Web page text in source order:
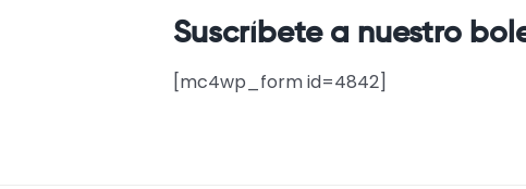
Suscríbete a nuestro
[mc4wp_form id=4842]